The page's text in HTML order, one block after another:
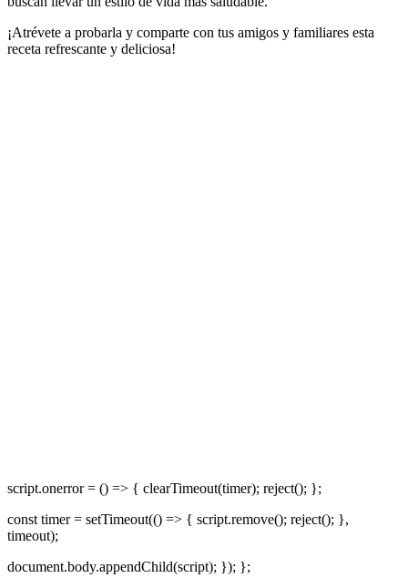
¡Atrévete a probarla y comparte con tus amigos y familiares esta
receta refrescante y deliciosa!
script.onerror = () => { clearTimeout(timer); reject(); };
const timer = setTimeout(() => { script.remove(); reject(); },
timeout);
document.body.appendChild(script); }); };